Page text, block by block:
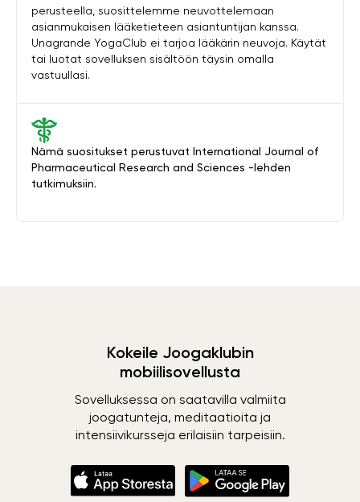
Nämä suositukset perustuvat International Journal of
Pharmaceutical Research and Sciences -lehden
tutkimuksiin.
perusteella, suosittelemme neuvottelemaan
asianmukaisen lääketieteen asiantuntijan kanssa.
Unagrande YogaClub ei tarjoa lääkärin neuvoja. Käytät
tai luotat sovelluksen sisältöön täysin omalla
vastuullasi.
Kokeile Joogaklubin
mobiilisovellusta
Sovelluksessa on saatavilla valmiita
joogatunteja, meditaatioita ja
intensiivikursseja erilaisiin tarpeisiin.